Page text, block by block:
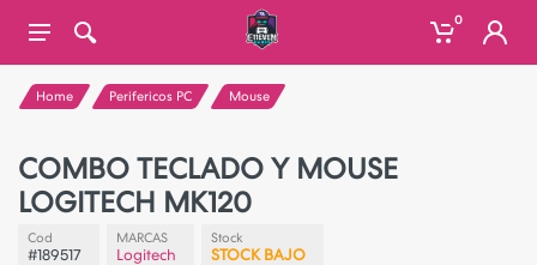
0
Home Perifericos PC Mouse
COMBO TECLADO Y MOUSE
LOGITECH MK120
Cod
#189517
MARCAS
Logitech
Stock
STOCK BAJO